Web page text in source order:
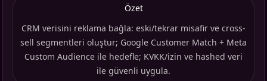
Özet
CRM verisini reklama bağla: eski/tekrar misafir ve cross-
sell segmentleri oluştur; Google Customer Match + Meta
Custom Audience ile hedefle; KVKK/izin ve hashed veri
ile güvenli uygula.